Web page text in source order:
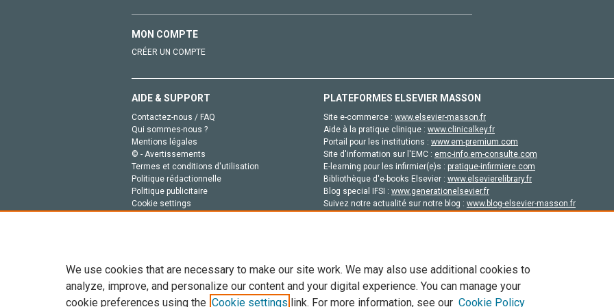
MON COMPTE
CRÉER UN COMPTE
AIDE & SUPPORT
Contactez-nous / FAQ
Qui sommes-nous ?
Mentions légales
© - Avertissements
Termes et conditions d'utilisation
Politique rédactionnelle
Politique publicitaire
Cookie settings
PLATEFORMES ELSEVIER MASSON
Site e-commerce : www.elsevier-masson.fr
Aide à la pratique clinique : www.clinicalkey.fr
Portail pour les institutions : www.em-premium.com
Site d'information sur l'EMC : emc-info.em-consulte.com
E-learning pour les infirmier(e)s : pratique-infirmiere.com
Bibliothèque d'e-books Elsevier : www.elsevierelibrary.fr
Blog special IFSI : www.generationelsevier.fr
Suivez notre actualité sur notre blog : www.blog-elsevier-masson.fr
Tout le contenu de ce site: Copyright © 2026 Elsevier, ses concédants de licence et ses contributeurs. Tout les droits sont réservés,
We use cookies that are necessary to make our site work. We may also use additional cookies to
analyze, improve, and personalize our content and your digital experience. You can manage your
cookie preferences using the Cookie settings link. For more information, see our Cookie Policy